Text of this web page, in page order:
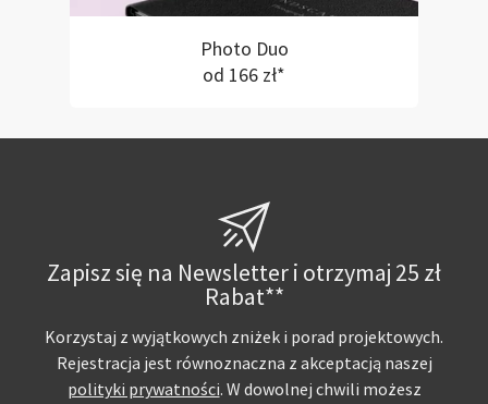
Photo Duo
od 166 zł*
Zapisz się na Newsletter i otrzymaj 25 zł
Rabat**
Korzystaj z wyjątkowych zniżek i porad projektowych.
Rejestracja jest równoznaczna z akceptacją naszej
polityki prywatności. W dowolnej chwili możesz